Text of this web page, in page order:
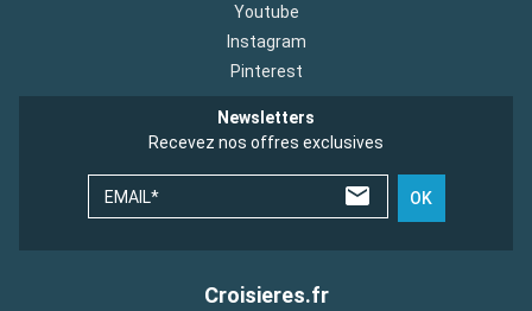
Youtube
Instagram
Pinterest
Newsletters
Recevez nos offres exclusives
EMAIL* OK
Croisieres.fr